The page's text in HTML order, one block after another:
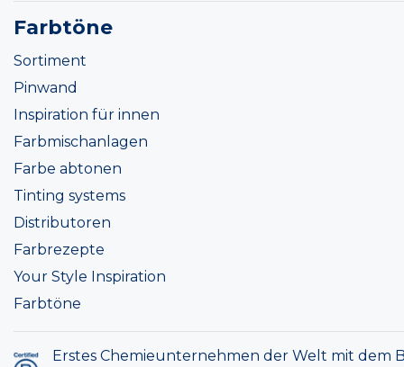
Farbtöne
Sortiment
Pinwand
Inspiration für innen
Farbmischanlagen
Farbe abtonen
Tinting systems
Distributoren
Farbrezepte
Your Style Inspiration
Farbtöne
Erstes Chemieunternehmen der Welt mit dem